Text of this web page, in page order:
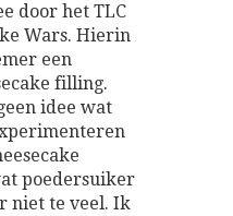
door het TLC
Wars. Hierin
een
filling.
idee wat
poedersuiker
niet te veel. Ik